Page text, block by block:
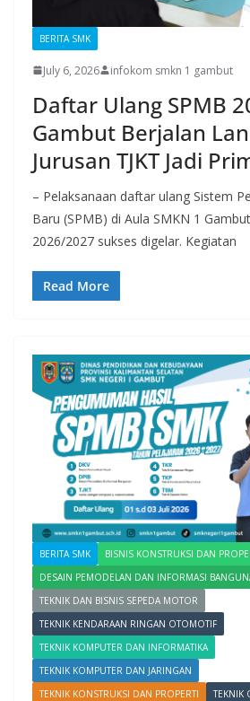
BERITA SMK
July 6, 2026 infokom smkn 1 gambut
Daftar Ulang SPMB
Gambut Berjalan
Jurusan TJKT Jadi
– Pelaksanaan daftar ulang Sistem
Baru (SPMB) di Aula SMKN 1
2026/2027 sukses digelar. Kegiatan
Read More
BERITA SMK
BISNIS KONSTRUKSI DAN
DESAIN PEMODELAN DAN INFORMASI
TEKNIK DAN BISNIS SEPEDA MOTOR
TEKNIK KENDARAAN RINGAN OTOMOTIF
TEKNIK KOMPUTER DAN INFORMATIKA
TEKNIK KOMPUTER DAN JARINGAN
TEKNIK KONSTRUKSI DAN PROPERTI
TEKNIK